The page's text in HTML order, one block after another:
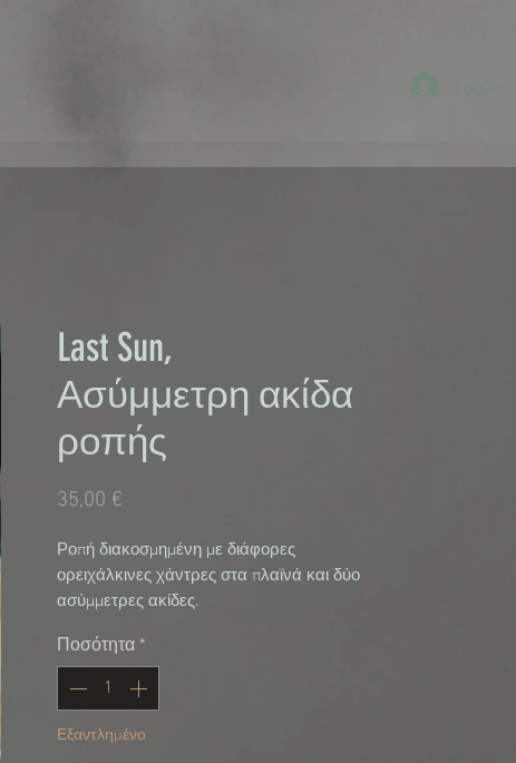
Last Sun,
Ασύμμετρη ακίδα
ροπής
35,00 €
Ροπή διακοσμημένη με διάφορες
ορειχάλκινες χάντρες στα πλαϊνά και δύο
ασύμμετρες ακίδες.
Ποσότητα *
Εξαντλημένο